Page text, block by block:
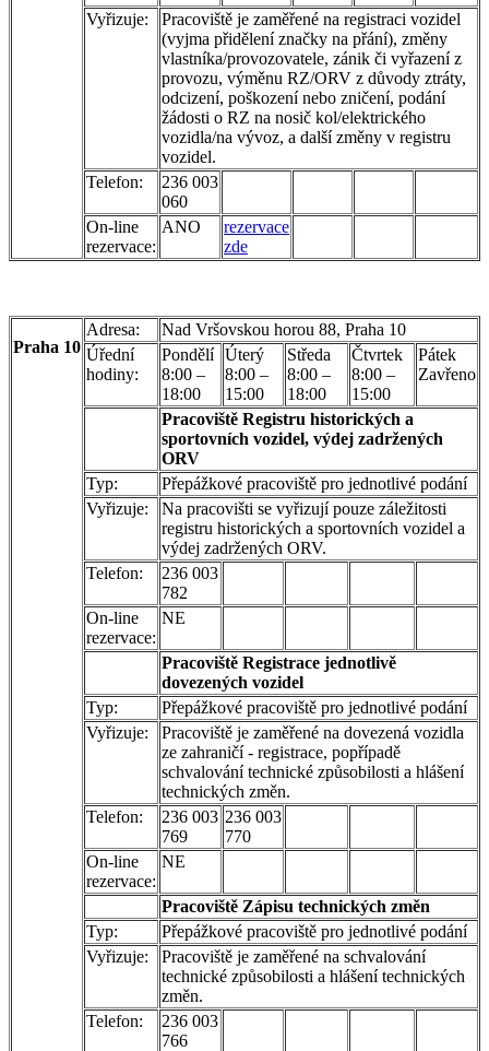
Vyřizuje:
Pracoviště je zaměřené na registraci vozidel
(vyjma přidělení značky na přání), změny
vlastníka/provozovatele, zánik či vyřazení z
provozu, výměnu RZ/ORV z důvody ztráty,
odcizení, poškození nebo zničení, podání
žádosti o RZ na nosič kol/elektrického
vozidla/na vývoz, a další změny v registru
vozidel.
Telefon:
236 003
060
On-line
rezervace:
ANO
rezervace
zde
Praha 10
Adresa:
Nad Vršovskou horou 88, Praha 10
Úřední
hodiny:
Pondělí
8:00 –
18:00
Úterý
8:00 –
15:00
Středa
8:00 –
18:00
Čtvrtek
8:00 –
15:00
Pátek
Zavřeno
Pracoviště Registru historických a
sportovních vozidel, výdej zadržených
ORV
Typ:
Přepážkové pracoviště pro jednotlivé podání
Vyřizuje:
Na pracovišti se vyřizují pouze záležitosti
registru historických a sportovních vozidel a
výdej zadržených ORV.
Telefon:
236 003
782
On-line
rezervace:
NE
Pracoviště Registrace jednotlivě
dovezených vozidel
Typ:
Přepážkové pracoviště pro jednotlivé podání
Vyřizuje:
Pracoviště je zaměřené na dovezená vozidla
ze zahraničí - registrace, popřípadě
schvalování technické způsobilosti a hlášení
technických změn.
Telefon:
236 003
769
236 003
770
On-line
rezervace:
NE
Pracoviště Zápisu technických změn
Typ:
Přepážkové pracoviště pro jednotlivé podání
Vyřizuje:
Pracoviště je zaměřené na schvalování
technické způsobilosti a hlášení technických
změn.
Telefon:
236 003
766